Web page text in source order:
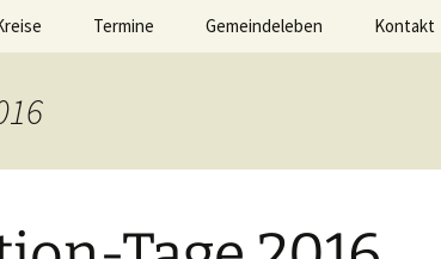
Dorfkirche Alt Sammit
Termine Gemeindeleben Kontakt